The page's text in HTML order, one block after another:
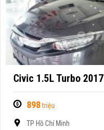
Civic 1.5L Turbo 2017
898triệu
TP Hồ Chí Minh